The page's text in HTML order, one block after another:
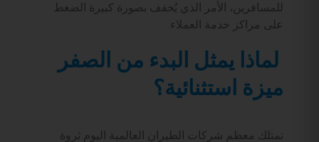
للمسافرين، الأمر الذي يُخفف بصورة كبيرة الضغط
على مراكز خدمة العملاء.
لماذا يمثل البدء من الصفر
ميزة استثنائية؟
تمتلك معظم شركات الطيران العالمية اليوم ثروة